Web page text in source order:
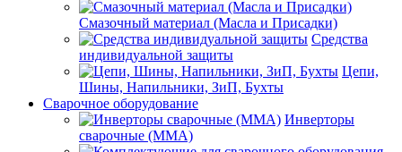
Смазочный материал (Масла и Присадки)
Средства
индивидуальной защиты
Цепи,
Шины, Напильники, ЗиП, Бухты
Сварочное оборудование
Инверторы
сварочные (ММА)